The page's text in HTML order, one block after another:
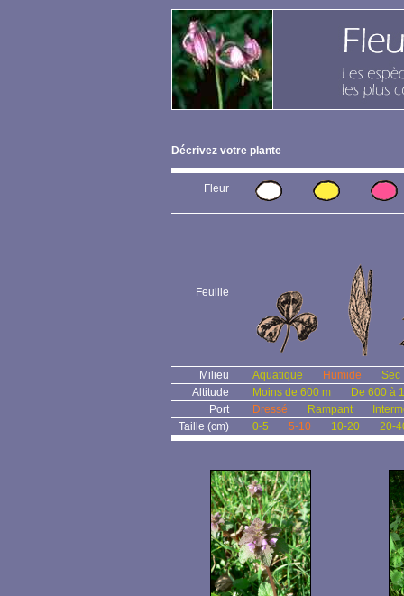
Décrivez votre plante
Fleur
Feuille
Milieu Aquatique Humide
Sec
Altitude
Moins de 600 m
De 600 à
Port
Dressé Rampant
Taille (cm)
0-5 5-10 10-20 20-